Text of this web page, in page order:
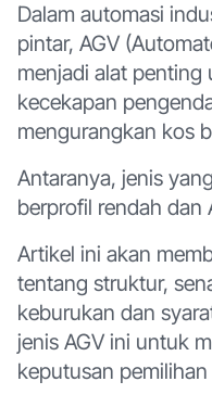
Dalam automasi
pintar, AGV
menjadi alat
kecekapan
mengurangkan kos
Antaranya, jenis
berprofil rendah dan
Artikel ini akan
tentang struktur,
keburukan dan
jenis AGV ini untuk
keputusan